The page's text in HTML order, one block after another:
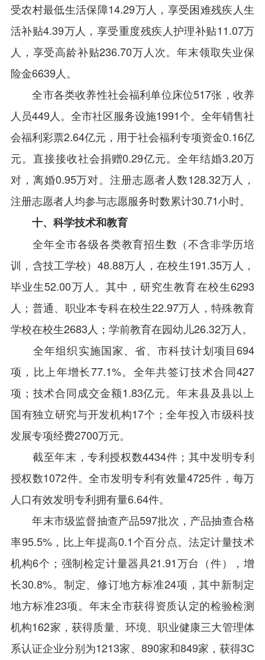
受农村最低生活保障14.29万人，享受困难残疾人生
活补贴4.39万人，享受重度残疾人护理补贴11.07万
人，享受高龄补贴236.70万人次。年末领取失业保
险金6639人。
全市各类收养性社会福利单位床位517张，收养
人员449人。全市社区服务设施1991个。全年销售社
会福利彩票2.64亿元，用于社会福利专项资金0.16亿
元。直接接收社会捐赠0.29亿元。全年结婚3.20万
对，离婚0.95万对。注册志愿者人数128.32万人，
注册志愿者人均参与志愿服务时数累计30.71小时。
十、科学技术和教育
全年全市各级各类教育招生数（不含非学历培
训，含技工学校）48.88万人，在校生191.35万人，
毕业生52.00万人。其中，研究生教育在校生6293
人；普通、职业本专科在校生22.97万人，特殊教育
学校在校生2683人；学前教育在园幼儿26.32万人。
全年组织实施国家、省、市科技计划项目694
项，比上年增长77.1%。全年共签订技术合同427
项；技术合同成交金额1.83亿元。年末县及县以上
国有独立研究与开发机构17个；全年投入市级科技
发展专项经费2700万元。
截至年末，专利授权数4434件；其中发明专利
授权数1072件。全市发明专利有效量4725件，每万
人口有效发明专利拥有量6.64件。
年末市级监督抽查产品597批次，产品抽查合格
率95.5%，比上年提高0.1个百分点。法定计量技术
机构6个；强制检定计量器具21.91万台（件），增
长30.8%。制定、修订地方标准24项，其中新制定
地方标准23项。年末全市获得资质认定的检验检测
机构162家，获得质量、环境、职业健康三大管理体
系认证企业分别为1213家、890家和849家，获得3C